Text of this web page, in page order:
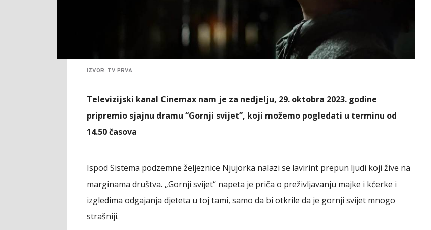
IZVOR: TV PRVA
Televizijski kanal Cinemax nam je za nedjelju, 29. oktobra 2023. godine
pripremio sjajnu dramu “Gornji svijet”, koji možemo pogledati u terminu od
14.50 časova
Ispod Sistema podzemne željeznice Njujorka nalazi se lavirint prepun ljudi koji žive na
marginama društva. „Gornji svijet“ napeta je priča o preživljavanju majke i kćerke i
izgledima odgajanja djeteta u toj tami, samo da bi otkrile da je gornji svijet mnogo
strašniji.